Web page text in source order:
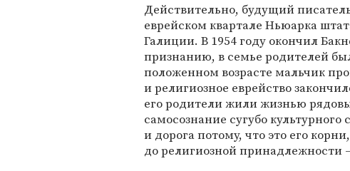
Действительно, будущий
еврейском квартале Ньюарка
Галиции. В 1954 году окончил
признанию, в семье родителей
положенном возрасте мальчик
и религиозное еврейство
его родители жили жизнью
самосознание сугубо
и дорога потому, что это его
до религиозной принадлежности